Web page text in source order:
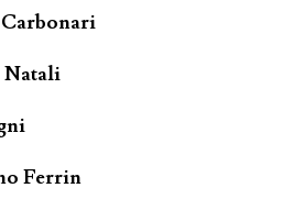
Natali
Ferrin